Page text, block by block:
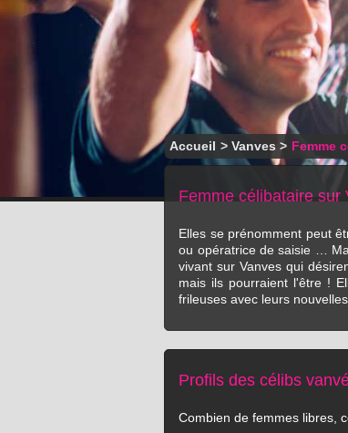
Accueil >Vanves > Femme
Femme célibataire sur
Elles se prénomment peut
ou opératrice de saisie …
vivant sur Vanves qui
mais ils pourraient l'être !
frileuses avec leurs
Profils des célibs
Combien de femmes libres,